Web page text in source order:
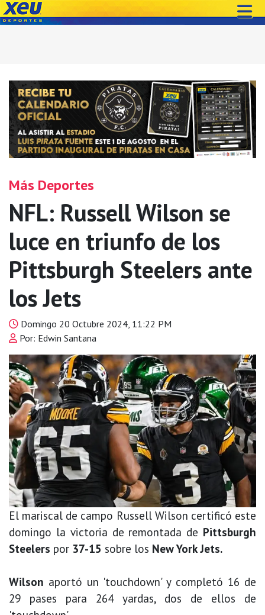
Más Deportes
NFL: Russell Wilson se
luce en triunfo de los
Pittsburgh Steelers ante
los Jets
Domingo 20 Octubre 2024, 11:22 PM
Por: Edwin Santana
El mariscal de campo Russell Wilson certificó este
domingo la victoria de remontada de Pittsburgh
Steelers por 37-15 sobre los New York Jets.
Wilson aportó un 'touchdown' y completó 16 de
29 pases para 264 yardas, dos de ellos de